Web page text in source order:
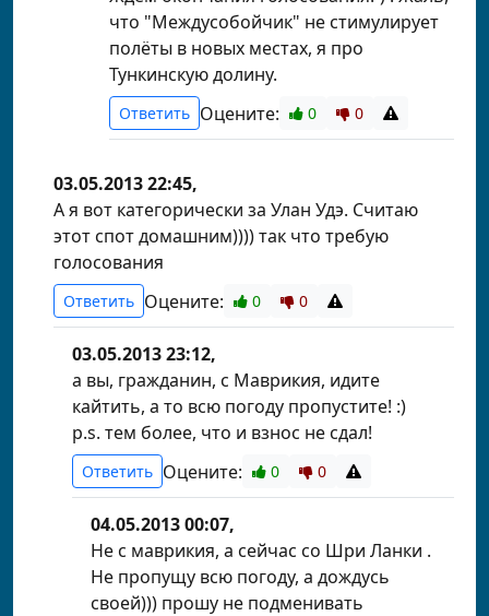
что "Междусобойчик" не стимулирует
полёты в новых местах, я про
Тункинскую долину.
Ответить Оцените: 0 0
03.05.2013 22:45,
А я вот категорически за Улан Удэ. Считаю
этот спот домашним)))) так что требую
голосования
Ответить Оцените: 0 0
03.05.2013 23:12,
а вы, гражданин, с Маврикия, идите
кайтить, а то всю погоду пропустите! :)
p.s. тем более, что и взнос не сдал!
Ответить Оцените: 0 0
04.05.2013 00:07,
Не с маврикия, а сейчас со Шри Ланки .
Не пропущу всю погоду, а дождусь
своей))) прошу не подменивать